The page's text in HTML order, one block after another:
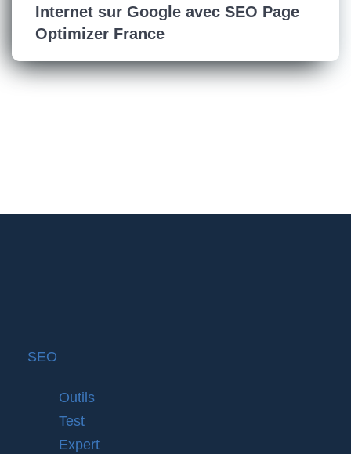
Internet sur Google avec SEO Page
Optimizer France
SEO
Outils
Test
Expert